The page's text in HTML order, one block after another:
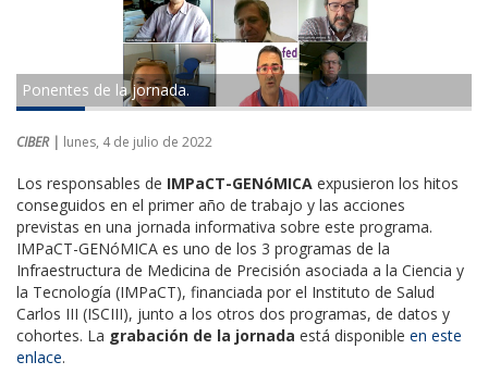
Ponentes de la jornada.
CIBER | lunes, 4 de julio de 2022
Los responsables de IMPaCT-GENóMICA expusieron los hitos
conseguidos en el primer año de trabajo y las acciones
previstas en una jornada informativa sobre este programa.
IMPaCT-GENóMICA es uno de los 3 programas de la
Infraestructura de Medicina de Precisión asociada a la Ciencia y
la Tecnología (IMPaCT), financiada por el Instituto de Salud
Carlos III (ISCIII), junto a los otros dos programas, de datos y
cohortes. La grabación de la jornada está disponible en este
enlace.